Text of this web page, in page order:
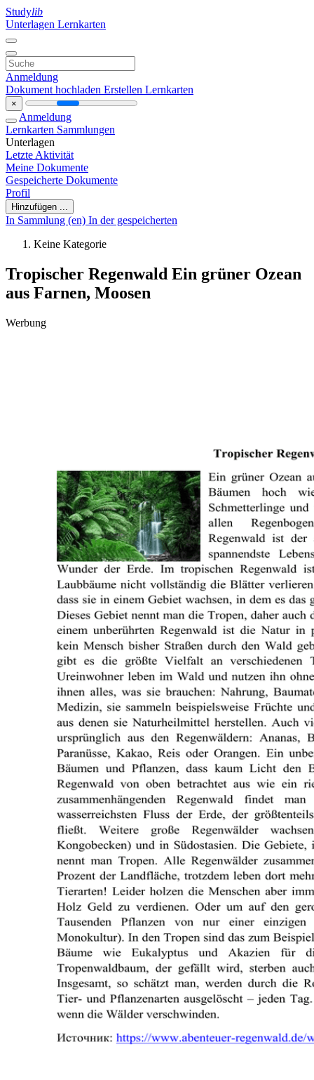
Studylib
Unterlagen Lernkarten
Anmeldung
Dokument hochladen Erstellen Lernkarten
×
Anmeldung
Lernkarten Sammlungen
Unterlagen
Letzte Aktivität
Meine Dokumente
Gespeicherte Dokumente
Profil
Hinzufügen ...
In Sammlung (en) In der gespeicherten
Keine Kategorie
Tropischer Regenwald Ein grüner Ozean
aus Farnen, Moosen
Werbung